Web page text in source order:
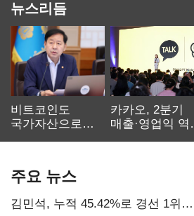
뉴스리듬
비트코인도
국가자산으로…'
카카오, 2분기
매출·영업익 역
주요 뉴스
김민석, 누적 45.42%로 경선 1위